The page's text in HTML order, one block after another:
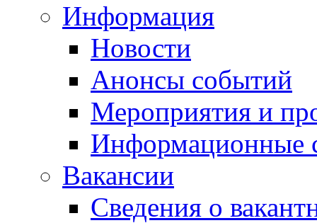
Информация
Новости
Анонсы событий
Мероприятия и
Информационные
Вакансии
Сведения о